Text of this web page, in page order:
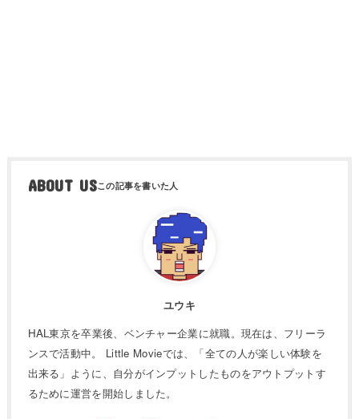
ABOUT US
ユウキ
HAL東京を卒業後、ベンチャー企業に就職。現在は、フリーラ
ンスで活動中。 Little Movieでは、「全ての人が楽しい体験を
出来る」ように、自分がインプットしたものをアウトプットす
るために運営を開始しました。